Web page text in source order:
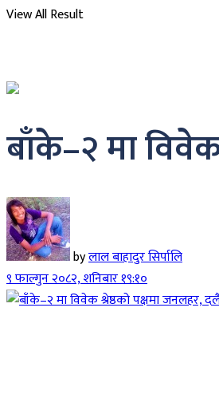
View All Result
बाँके–२ मा
byलाल बाहादुर सिर्पालि
९ फाल्गुन २०८२, शनिबार १९:१०